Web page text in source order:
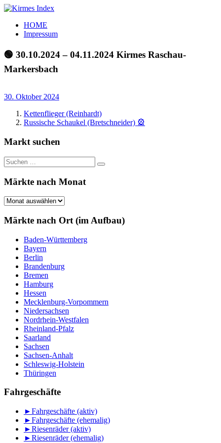
Zum
springen
Kirmes
Index
Tourpläne
der
letzten
Jahre
HOME
Impressum
🟢 30.10.2024 – 04.11.2024 Kirmes Raschau-
Markersbach
30. Oktober 2024
Kettenflieger (Reinhardt)
Russische Schaukel (Bretschneider) 🎡
Markt suchen
Suchen
nach:
Suchen
Märkte nach Monat
Märkte
Monat
Märkte nach Ort (im Aufbau)
Baden-Württemberg
Bayern
Berlin
Brandenburg
Bremen
Hamburg
Hessen
Mecklenburg-Vorpommern
Niedersachsen
Nordrhein-Westfalen
Rheinland-Pfalz
Saarland
Sachsen
Sachsen-Anhalt
Schleswig-Holstein
Thüringen
Fahrgeschäfte
►Fahrgeschäfte (aktiv)
►Fahrgeschäfte (ehemalig)
►Riesenräder (aktiv)
►Riesenräder (ehemalig)